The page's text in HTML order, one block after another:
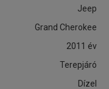
Jeep
Grand Cherokee
2011 év
Terepjáró
Dízel